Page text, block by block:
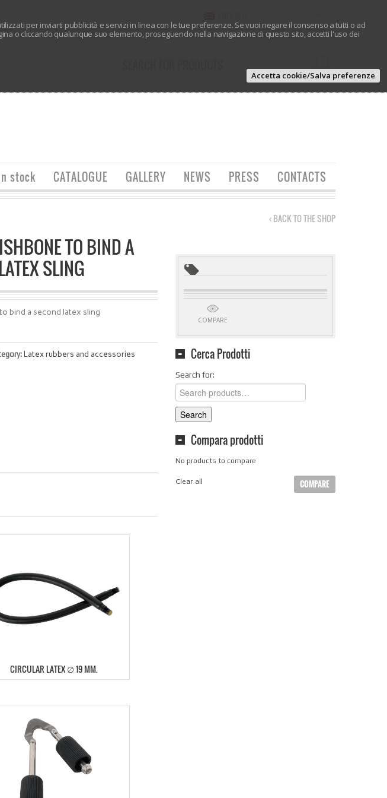
per inviarti pubblicità e servizi in linea con le tue preferenze. Se vuoi negare il consenso a tutti o ad
o cliccando qualunque suo elemento, proseguendo nella navigazione di questo sito, accetti l'uso dei
Accetta cookie/Salva preferenze
stock CATALOGUE GALLERY NEWS PRESS CONTACTS
‹ BACK TO THE SHOP
TO BIND A
SLING
bind a second latex sling
Latex rubbers and accessories
CIRCULAR LATEX ∅ 19 MM.
COMPARE
Cerca Prodotti
Search for:
Search
Compara prodotti
No products to compare
Clear all COMPARE